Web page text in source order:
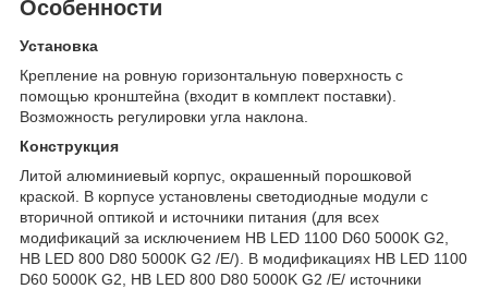
Особенности
Установка
Крепление на ровную горизонтальную поверхность с
помощью кронштейна (входит в комплект поставки).
Возможность регулировки угла наклона.
Конструкция
Литой алюминиевый корпус, окрашенный порошковой
краской. В корпусе установлены светодиодные модули с
вторичной оптикой и источники питания (для всех
модификаций за исключением HB LED 1100 D60 5000K G2,
HB LED 800 D80 5000K G2 /E/). В модификациях HB LED 1100
D60 5000K G2, HB LED 800 D80 5000K G2 /E/ источники